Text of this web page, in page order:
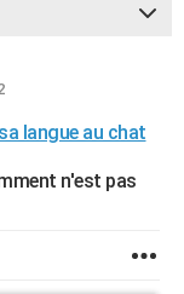
langue au chat
n'est pas